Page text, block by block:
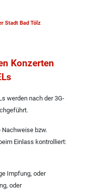
Stadt Bad Tölz
Konzerten
werden nach der 3G-
bzw.
Einlass kontrolliert:
Impfung, oder
oder